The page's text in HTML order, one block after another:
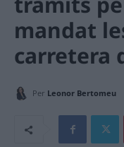
mandat
carretera
Per Leonor Bertomeu